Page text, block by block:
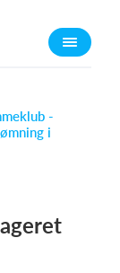
-
i